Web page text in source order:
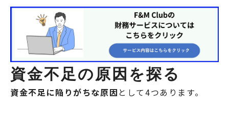
資金不足の原因を探る
資金不足に陥りがちな原因 として4つあります。